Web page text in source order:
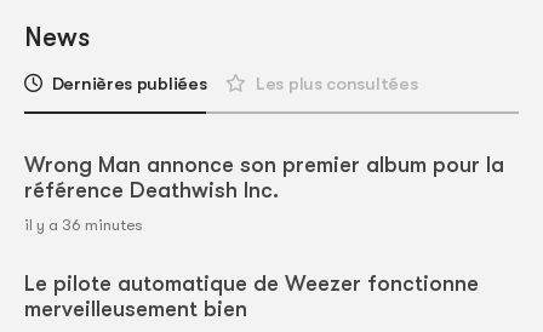
News
Dernières publiées Les plus consultées
Wrong Man annonce son premier album pour la
référence Deathwish Inc.
il y a 36 minutes
Le pilote automatique de Weezer fonctionne
merveilleusement bien